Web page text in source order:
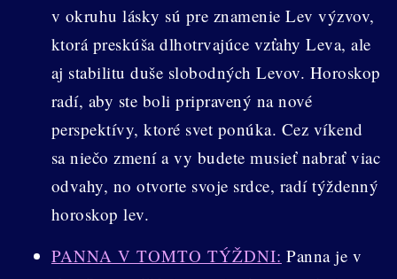
v okruhu lásky sú pre znamenie Lev výzvov,
ktorá preskúša dlhotrvajúce vzťahy Leva, ale
aj stabilitu duše slobodných Levov. Horoskop
radí, aby ste boli pripravený na nové
perspektívy, ktoré svet ponúka. Cez víkend
sa niečo zmení a vy budete musieť nabrať viac
odvahy, no otvorte svoje srdce, radí týždenný
horoskop lev.
PANNA V TOMTO TÝŽDNI: Panna je v